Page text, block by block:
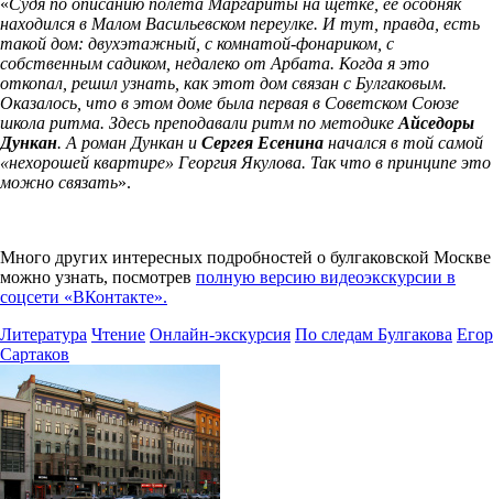
«Судя по описанию полёта Маргариты на щётке, её особняк
находился в Малом Васильевском переулке. И тут, правда, есть
такой дом: двухэтажный, с комнатой-фонариком, с
собственным садиком, недалеко от Арбата. Когда я это
откопал, решил узнать, как этот дом связан с Булгаковым.
Оказалось, что в этом доме была первая в Советском Союзе
школа ритма. Здесь преподавали ритм по методике Айседоры
Дункан. А роман Дункан и Сергея Есенина начался в той самой
«нехорошей квартире» Георгия Якулова. Так что в принципе это
можно связать».
Много других интересных подробностей о булгаковской Москве
можно узнать, посмотрев полную версию видеоэкскурсии в
соцсети «ВКонтакте».
Литература Чтение Онлайн-экскурсия По следам Булгакова Егор
Сартаков